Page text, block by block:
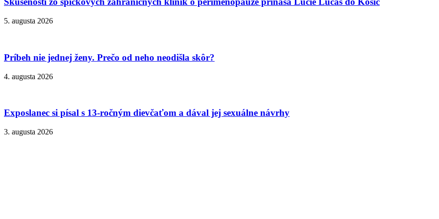
5. augusta 2026
Príbeh nie jednej ženy. Prečo od neho neodišla skôr?
4. augusta 2026
Exposlanec si písal s 13-ročným dievčaťom a dával jej sexuálne návrhy
3. augusta 2026